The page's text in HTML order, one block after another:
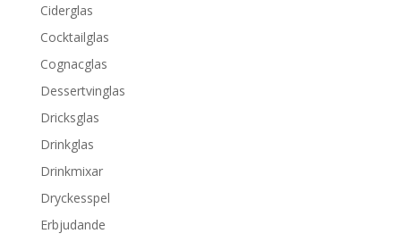
Ciderglas
Cocktailglas
Cognacglas
Dessertvinglas
Dricksglas
Drinkglas
Drinkmixar
Dryckesspel
Erbjudande